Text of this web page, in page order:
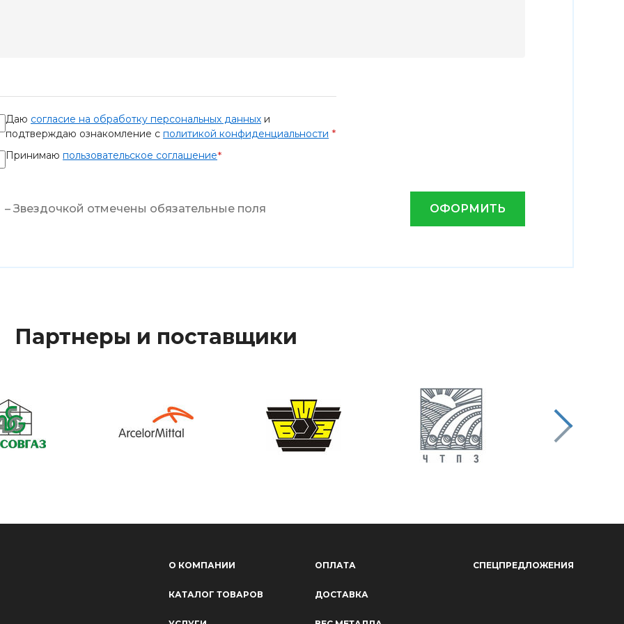
Даю согласие на обработку персональных данных и
подтверждаю ознакомление с политикой конфиденциальности *
Принимаю пользовательское соглашение*
– Звездочкой отмечены обязательные поля ОФОРМИТЬ
Партнеры и поставщики
О КОМПАНИИ
КАТАЛОГ ТОВАРОВ
ОПЛАТА
ДОСТАВКА
СПЕЦПРЕДЛОЖЕНИЯ